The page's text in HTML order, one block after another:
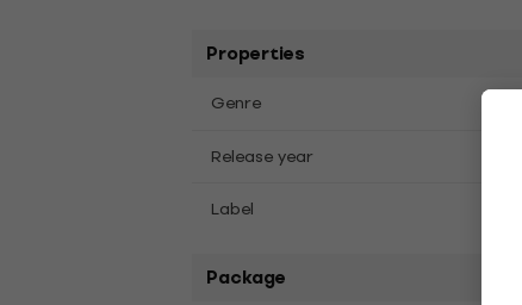
Properties
Genre
Release year
Label
Package